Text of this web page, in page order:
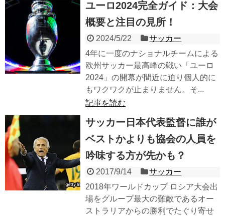
ユーロ2024完全ガイド：大会
概要と注目の見所！
2024/5/22
サッカー
4年に一度のナショナルチームによる
欧州サッカー最高峰の戦い「ユーロ
2024」の開幕が間近に迫り個人的に
もワクワクが止まりません。そ...
記事を読む
サッカー日本代表監督に誰が
ベストかよりも協会の人員を
吟味する方が先かも？
2017/9/14
サッカー
2018年ワールドカップ ロシア大会出
場をグループ最大の難敵であるオー
ストラリアからの勝利でたぐり寄せ